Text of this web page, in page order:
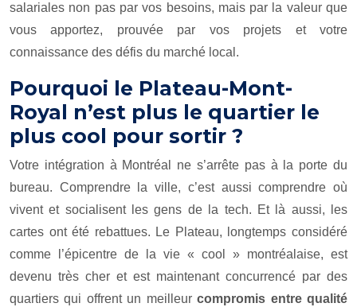
salariales non pas par vos besoins, mais par la valeur que
vous apportez, prouvée par vos projets et votre
connaissance des défis du marché local.
Pourquoi le Plateau-Mont-
Royal n’est plus le quartier le
plus cool pour sortir ?
Votre intégration à Montréal ne s’arrête pas à la porte du
bureau. Comprendre la ville, c’est aussi comprendre où
vivent et socialisent les gens de la tech. Et là aussi, les
cartes ont été rebattues. Le Plateau, longtemps considéré
comme l’épicentre de la vie « cool » montréalaise, est
devenu très cher et est maintenant concurrencé par des
quartiers qui offrent un meilleurcompromis entre qualité